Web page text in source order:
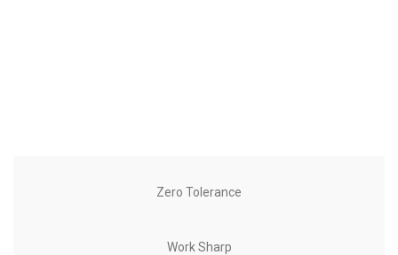
Zero Tolerance
Work Sharp